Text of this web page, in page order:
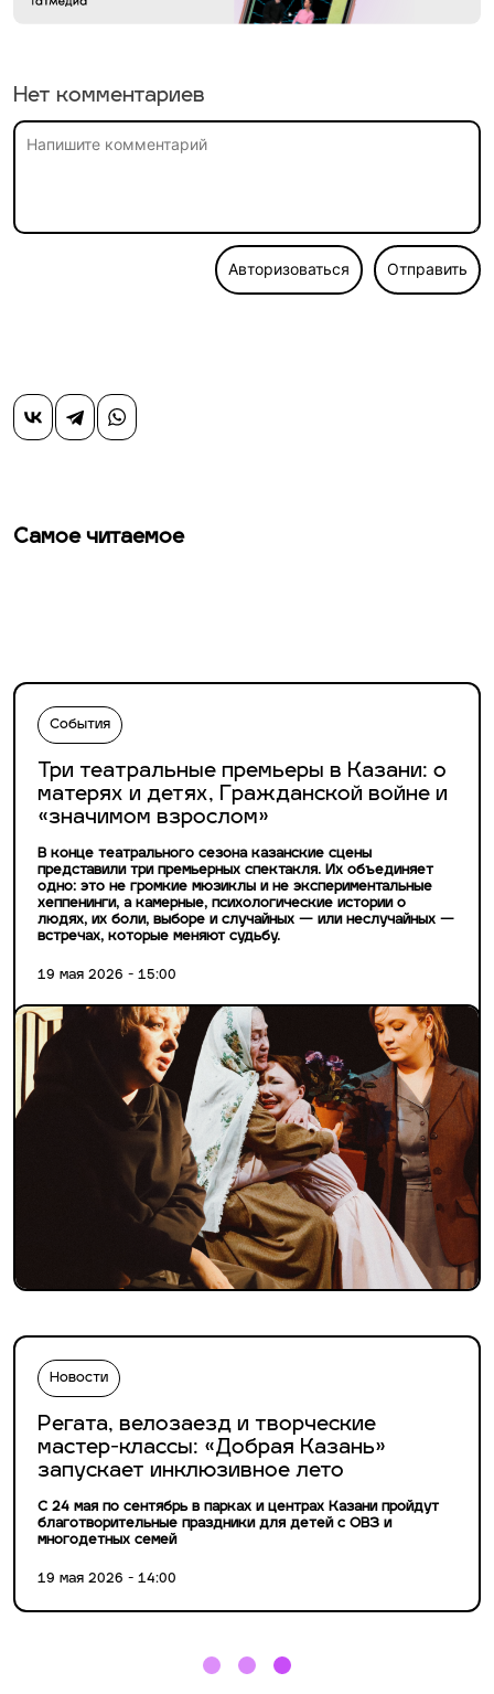
Нет комментариев
Авторизоваться Отправить
Самое читаемое
События
Три театральные премьеры в Казани: о
матерях и детях, Гражданской войне и
«значимом взрослом»
В конце театрального сезона казанские сцены
представили три премьерных спектакля. Их объединяет
одно: это не громкие мюзиклы и не экспериментальные
хеппенинги, а камерные, психологические истории о
людях, их боли, выборе и случайных — или неслучайных —
встречах, которые меняют судьбу.
19 мая 2026 - 15:00
Новости
Регата, велозаезд и творческие
мастер-классы: «Добрая Казань»
запускает инклюзивное лето
С 24 мая по сентябрь в парках и центрах Казани пройдут
благотворительные праздники для детей с ОВЗ и
многодетных семей
19 мая 2026 - 14:00